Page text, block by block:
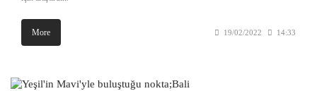
More 19/02/2022 14:33